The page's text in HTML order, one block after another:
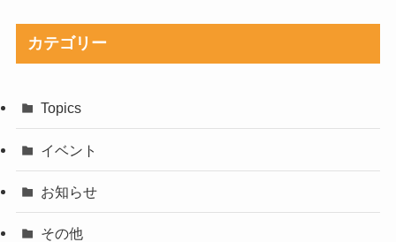
カテゴリー
Topics
イベント
お知らせ
その他